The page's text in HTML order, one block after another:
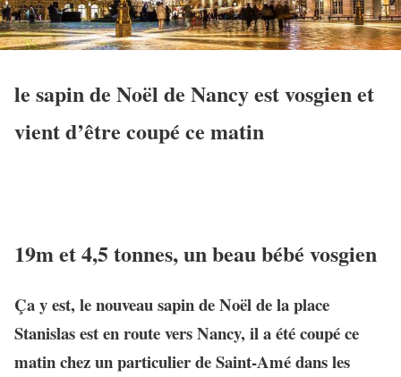
le sapin de Noël de Nancy est vosgien et
vient d’être coupé ce matin
19m et 4,5 tonnes, un beau bébé vosgien
Ça y est, le nouveau sapin de Noël de la place
Stanislas est en route vers Nancy, il a été coupé ce
matin chez un particulier de Saint-Amé dans les